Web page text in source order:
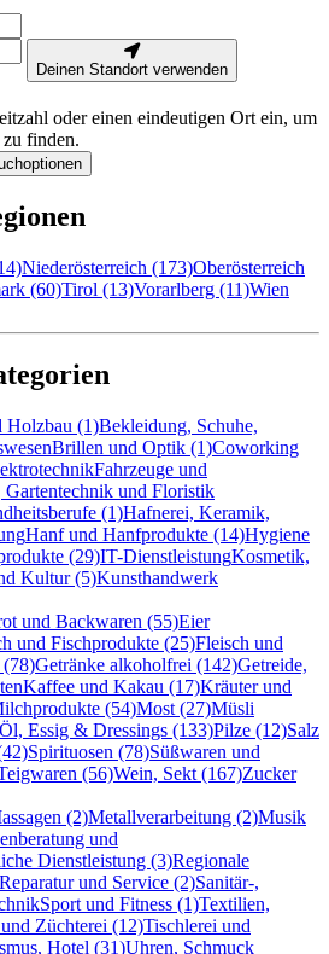
Deinen Standort verwenden
oder einen eindeutigen Ort ein, um
finden.
Niederösterreich (173)Oberösterreich
(60)Tirol (13)Vorarlberg (11)Wien
Holzbau (1)Bekleidung, Schuhe,
Brillen und Optik (1)Coworking
Fahrzeuge und
Gartentechnik und Floristik
(1)Hafnerei, Keramik,
Hanf und Hanfprodukte (14)Hygiene
(29)IT-DienstleistungKosmetik,
Kultur (5)Kunsthandwerk
und Backwaren (55)Eier
und Fischprodukte (25)Fleisch und
(78)Getränke alkoholfrei (142)Getreide,
Kaffee und Kakau (17)Kräuter und
(54)Most (27)Müsli
Öl, Essig & Dressings (133)Pilze (12)Salz
Spirituosen (78)Süßwaren und
(56)Wein, Sekt (167)Zucker
(2)Metallverarbeitung (2)Musik
und
Dienstleistung (3)Regionale
Reparatur und Service (2)Sanitär-,
Sport und Fitness (1)Textilien,
Züchterei (12)Tischlerei und
Hotel (31)Uhren, Schmuck